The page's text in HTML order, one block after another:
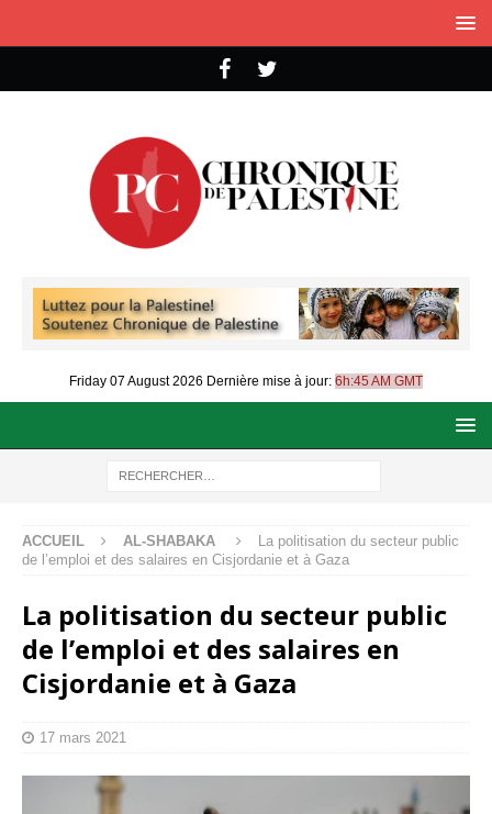
Friday 07 August 2026 Dernière mise à jour: 6h:45 AM GMT
ACCUEIL AL-SHABAKA
La politisation du secteur public
de l’emploi et des salaires en Cisjordanie et à Gaza
La politisation du secteur public
de l’emploi et des salaires en
Cisjordanie et à Gaza
17 mars 2021